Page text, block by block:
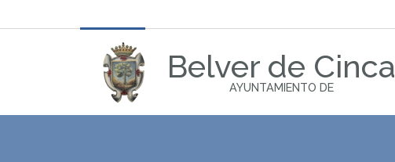
Belver de Cinca
AYUNTAMIENTO DE